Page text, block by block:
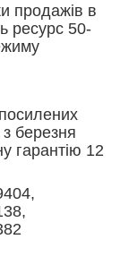
продажів в
ресурс 50-
з березня
гарантію 12